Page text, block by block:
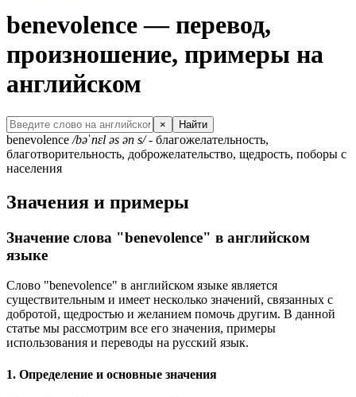
benevolence — перевод,
произношение, примеры на
английском
× Найти
benevolence /bəˈnɛl əs ən s/- благожелательность,
благотворительность, доброжелательство, щедрость, поборы с
населения
Значения и примеры
Значение слова "benevolence" в английском
языке
Слово "benevolence" в английском языке является
существительным и имеет несколько значений, связанных с
добротой, щедростью и желанием помочь другим. В данной
статье мы рассмотрим все его значения, примеры
использования и переводы на русский язык.
1. Определение и основные значения